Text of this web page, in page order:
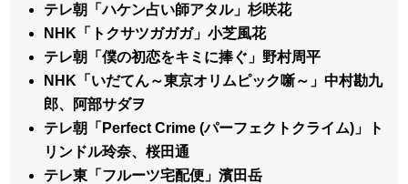
テレ朝「ハケン占い師アタル」杉咲花
NHK「トクサツガガガ」小芝風花
テレ朝「僕の初恋をキミに捧ぐ」野村周平
NHK「いだてん～東京オリムピック噺～」中村勘九
郎、阿部サダヲ
テレ朝「Perfect Crime (パーフェクトクライム)」ト
リンドル玲奈、桜田通
テレ東「フルーツ宅配便」濱田岳